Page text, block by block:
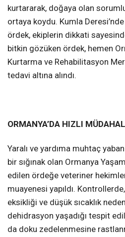
kurtararak, doğaya olan
ortaya koydu. Kumla
ördek, ekiplerin dikkati
bitkin gözüken ördek, hemen
Kurtarma ve Rehabilitasyon
tedavi altına alındı.
ORMANYA’DA HIZLI
Yaralı ve yardıma muhtaç
bir sığınak olan Ormanya
edilen ördeğe veteriner
muayenesi yapıldı.
eksikliği ve düşük sıcaklık
dehidrasyon yaşadığı tespit
da doku zedelenmesine